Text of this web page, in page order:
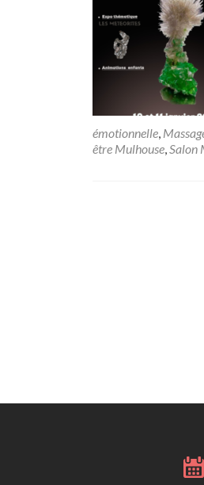
émotionnelle,
être Mulhouse,Salon